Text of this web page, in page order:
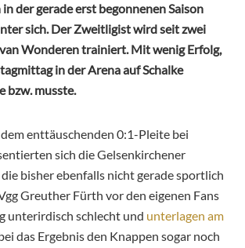
in der gerade erst begonnenen Saison
sich. Der Zweitligist wird seit zwei
Wonderen trainiert. Mit wenig Erfolg,
in der Arena auf Schalke
bzw. musste.
enttäuschenden 0:1-Pleite bei
sich die Gelsenkirchener
bisher ebenfalls nicht gerade sportlich
Greuther Fürth vor den eigenen Fans
unterirdisch schlecht und unterlagen am
das Ergebnis den Knappen sogar noch